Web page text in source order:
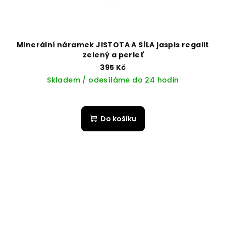
Minerální náramek JISTOTA A SÍLA jaspis regalit
zelený a perleť
395 Kč
Skladem / odesíláme do 24 hodin
Do košíku